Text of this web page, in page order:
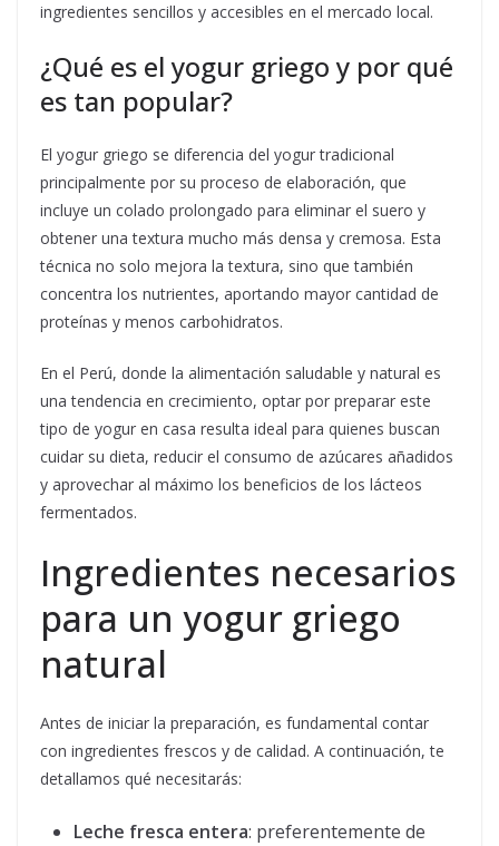
ingredientes sencillos y accesibles en el mercado local.
¿Qué es el yogur griego y por qué
es tan popular?
El yogur griego se diferencia del yogur tradicional
principalmente por su proceso de elaboración, que
incluye un colado prolongado para eliminar el suero y
obtener una textura mucho más densa y cremosa. Esta
técnica no solo mejora la textura, sino que también
concentra los nutrientes, aportando mayor cantidad de
proteínas y menos carbohidratos.
En el Perú, donde la alimentación saludable y natural es
una tendencia en crecimiento, optar por preparar este
tipo de yogur en casa resulta ideal para quienes buscan
cuidar su dieta, reducir el consumo de azúcares añadidos
y aprovechar al máximo los beneficios de los lácteos
fermentados.
Ingredientes necesarios
para un yogur griego
natural
Antes de iniciar la preparación, es fundamental contar
con ingredientes frescos y de calidad. A continuación, te
detallamos qué necesitarás:
Leche fresca entera: preferentemente de